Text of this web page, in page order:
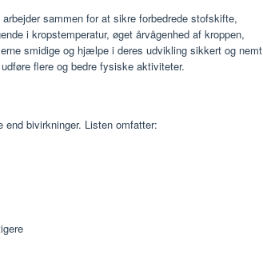
sammen for at sikre forbedrede stofskifte,
i kropstemperatur, øget årvågenhed af kroppen,
smidige og hjælpe i deres udvikling sikkert og nemt
flere og bedre fysiske aktiviteter.
end bivirkninger. Listen omfatter: